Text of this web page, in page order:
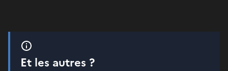
Et les autres ?